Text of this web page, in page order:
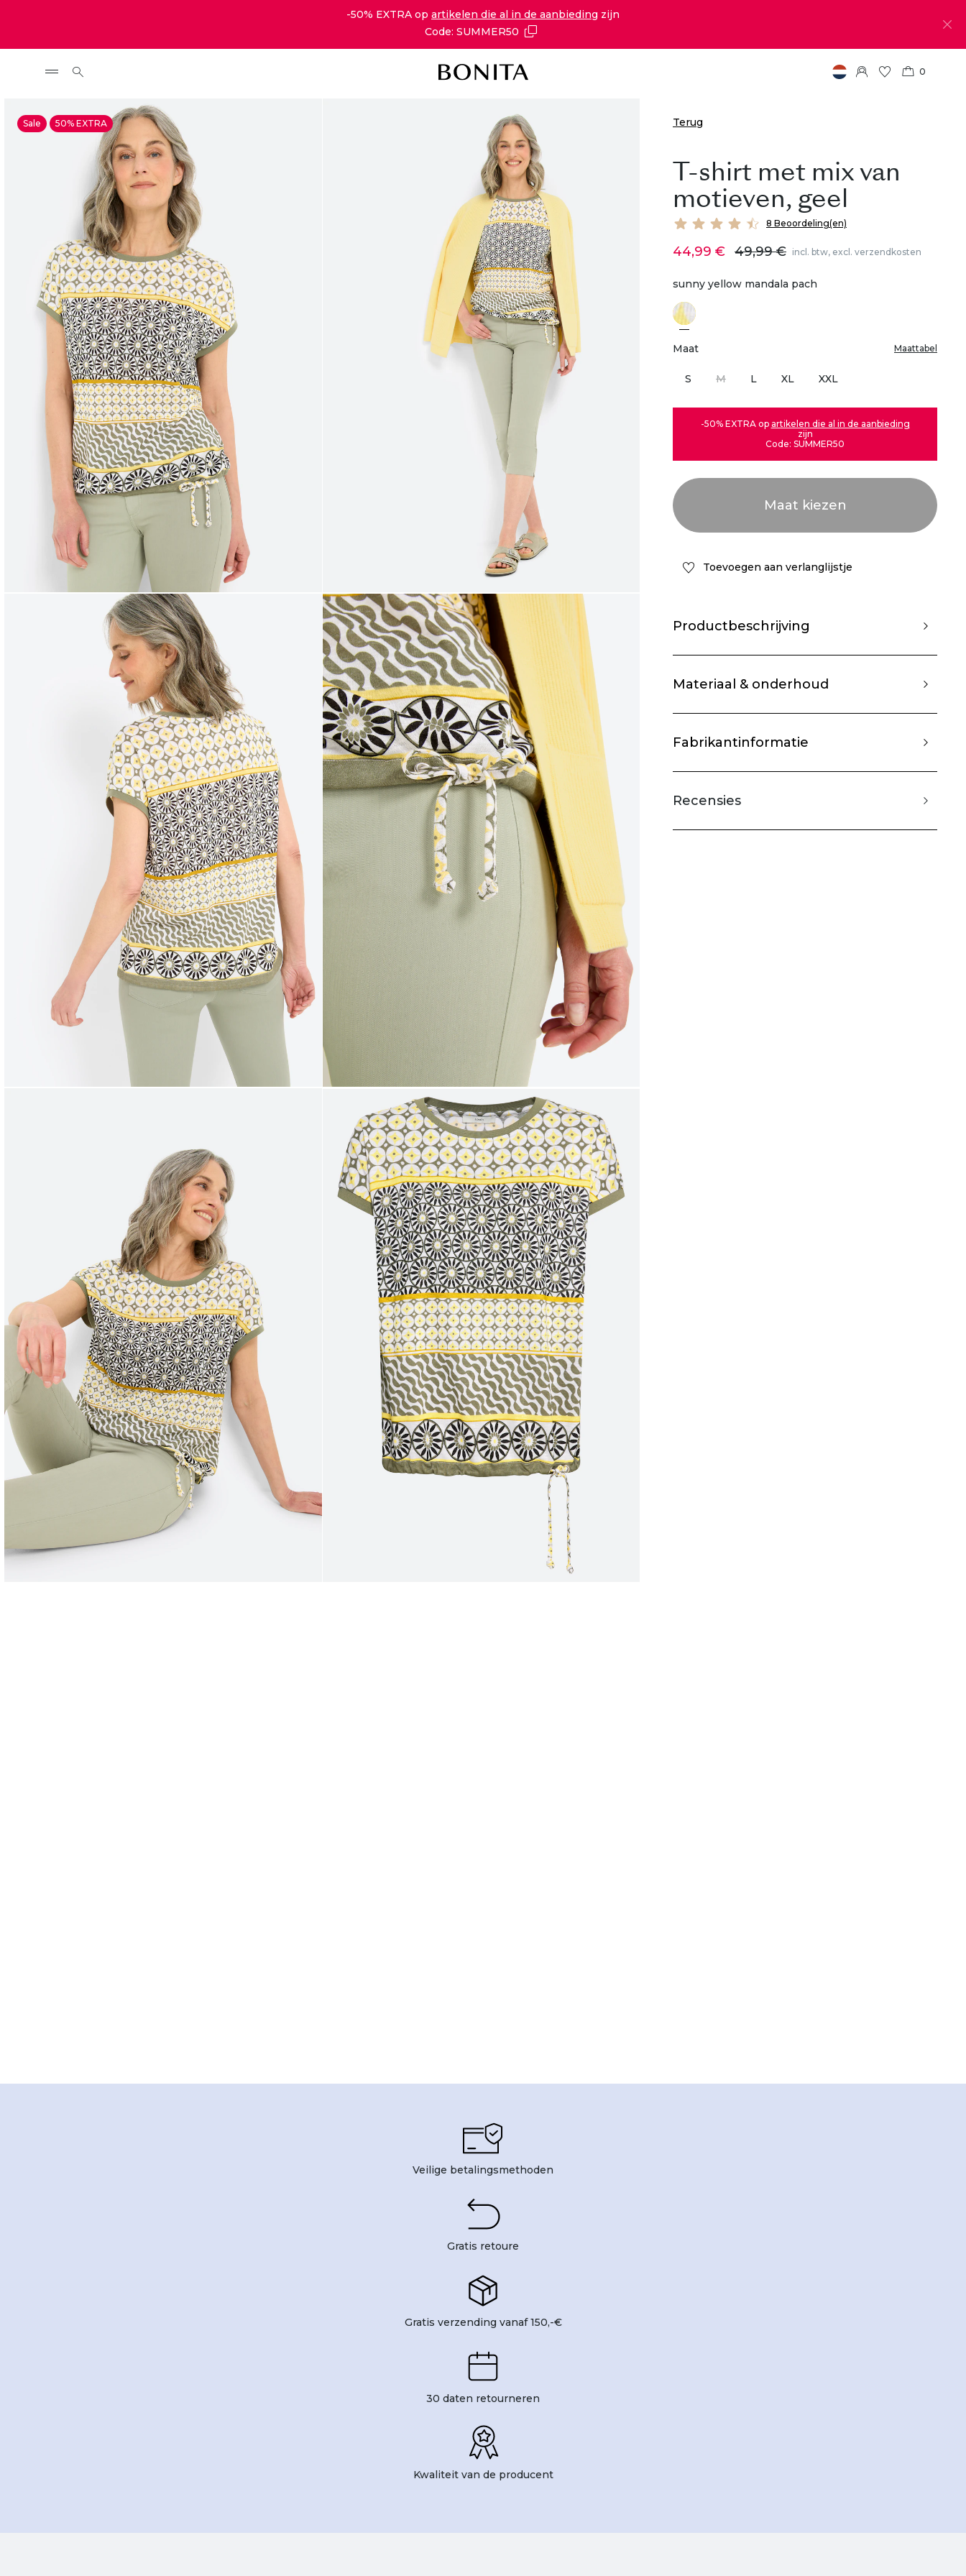
-50% EXTRA op artikelen die al in de aanbieding zijn
Code: SUMMER50
0
Sale 50% EXTRA Terug
T-shirt met mix van
motieven, geel
8 Beoordeling(en)
44,99 € 49,99 € incl. btw, excl. verzendkosten
sunny yellow mandala pach
Maat Maattabel
S M L XL XXL
-50% EXTRA op artikelen die al in de aanbieding
zijn
Code: SUMMER50
Toevoegen aan verlanglijstje
Productbeschrijving
Materiaal & onderhoud
Fabrikantinformatie
Recensies
Veilige betalingsmethoden
Gratis retoure
Gratis verzending vanaf 150,-€
30 daten retourneren
Kwaliteit van de producent